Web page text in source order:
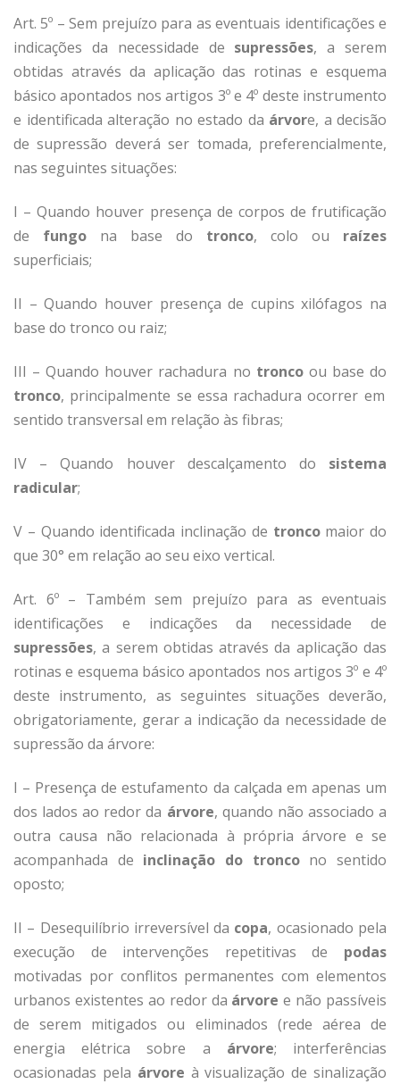
Art. 5º – Sem prejuízo para as eventuais identificações e
indicações da necessidade de supressões, a serem
obtidas através da aplicação das rotinas e esquema
básico apontados nos artigos 3º e 4º deste instrumento
e identificada alteração no estado da árvore, a decisão
de supressão deverá ser tomada, preferencialmente,
nas seguintes situações:
I – Quando houver presença de corpos de frutificação
de fungo na base do tronco, colo ou raízes
superficiais;
II – Quando houver presença de cupins xilófagos na
base do tronco ou raiz;
III – Quando houver rachadura no troncoou base do
tronco, principalmente se essa rachadura ocorrer em
sentido transversal em relação às fibras;
IV – Quando houver descalçamento do sistema
radicular;
V – Quando identificada inclinação de troncomaior do
que 30° em relação ao seu eixo vertical.
Art. 6º – Também sem prejuízo para as eventuais
identificações e indicações da necessidade de
supressões, a serem obtidas através da aplicação das
rotinas e esquema básico apontados nos artigos 3º e 4º
deste instrumento, as seguintes situações deverão,
obrigatoriamente, gerar a indicação da necessidade de
supressão da árvore:
I – Presença de estufamento da calçada em apenas um
dos lados ao redor da árvore, quando não associado a
outra causa não relacionada à própria árvore e se
acompanhada de inclinação do troncono sentido
oposto;
II – Desequilíbrio irreversível da copa, ocasionado pela
execução de intervenções repetitivas de podas
motivadas por conflitos permanentes com elementos
urbanos existentes ao redor da árvore e não passíveis
de serem mitigados ou eliminados (rede aérea de
energia elétrica sobre a árvore; interferências
ocasionadas pela árvore à visualização de sinalização